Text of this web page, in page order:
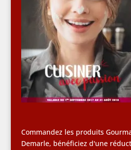
Commandez les produits
Demarle, bénéficiez d'une